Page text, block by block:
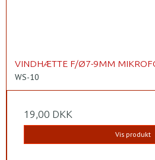
VINDHÆTTE F/Ø7-9MM
WS-10
19,00 DKK
Vis produkt